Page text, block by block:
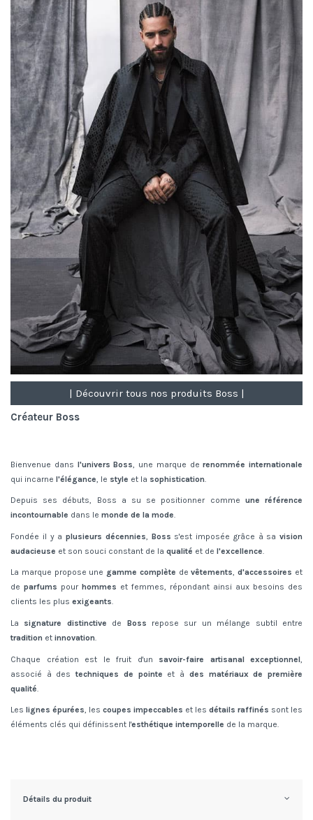
| Découvrir tous nos produits Boss |
Créateur Boss
Bienvenue dans l'univers Boss , une marque de renommée internationale
qui incarne l'élégance , le style et la sophistication
Depuis ses débuts, Boss a su se positionner comme une référence
incontournable dans le monde de la mode.
Fondée il y a plusieurs décennies Boss s'est imposée grâce à sa vision
audacieuse et son souci constant de la qualité et de l'excellence
La marque propose une gamme complète devêtements,d'accessoires et
de parfums pour hommes et femmes, répondant ainsi aux besoins des
clients les plus exigeants.
La signature distinctive de Boss repose sur un mélange subtil entre
tradition et innovation.
Chaque création est le fruit d'un savoir-faire artisanal exceptionnel
associé à destechniques de pointe et à des matériaux de première
qualité
Les lignes épurées, les coupes impeccables et les détails raffinés sont les
éléments clés qui définissent l'esthétique intemporelle de la marque.
Détails du produit